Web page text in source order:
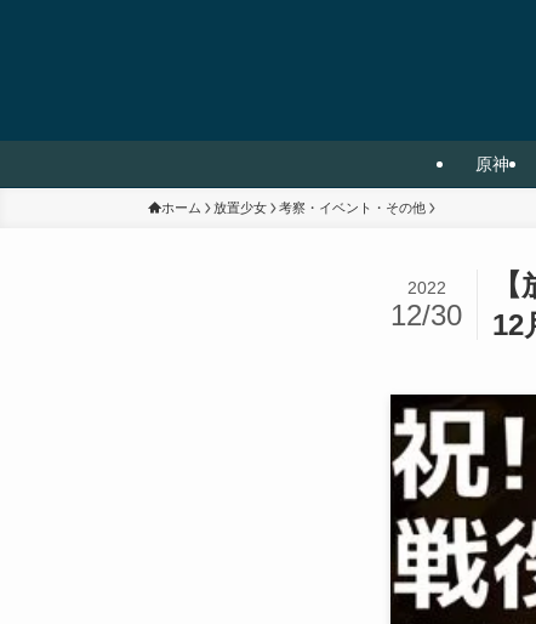
原神
ホーム 放置少女 考察・イベント・その他
12
2022
12/30